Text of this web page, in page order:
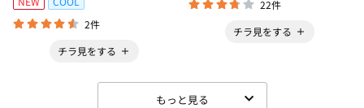
2件
チラ見をする
22件
チラ見をする
もっと見る